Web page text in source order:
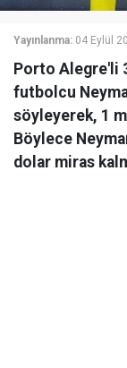
Yayınlanma: 04 Eylül
Porto Alegre'li
futbolcu
söyleyerek, 1
Böylece
dolar miras